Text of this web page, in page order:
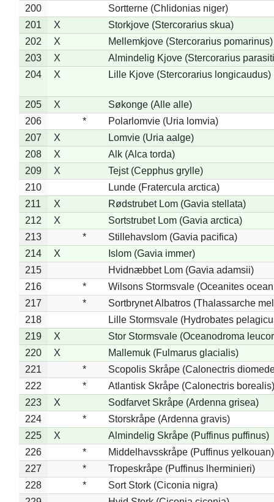
200
Sortterne (Chlidonias niger)
201
X
Storkjove (Stercorarius skua)
202
X
Mellemkjove (Stercorarius pomarinus)
203
X
Almindelig Kjove (Stercorarius
204
X Lille Kjove (Stercorarius longicaudus)
205 X
Søkonge (Alle alle)
206
*
Polarlomvie (Uria lomvia)
207
X
Lomvie (Uria aalge)
208
X
Alk (Alca torda)
209
X
Tejst (Cepphus grylle)
210
Lunde (Fratercula arctica)
211
X
Rødstrubet Lom (Gavia stellata)
212
X
Sortstrubet Lom (Gavia arctica)
213
*
Stillehavslom (Gavia pacifica)
214
X
Islom (Gavia immer)
215
Hvidnæbbet Lom (Gavia adamsii)
216
*
Wilsons Stormsvale (Oceanites
217
*
Sortbrynet Albatros (Thalassarche
218
Lille Stormsvale (Hydrobates
219
X
Stor Stormsvale (Oceanodroma
220
X
Mallemuk (Fulmarus glacialis)
221
*
Scopolis Skråpe (Calonectris
222
*
Atlantisk Skråpe (Calonectris borealis)
223
X
Sodfarvet Skråpe (Ardenna grisea)
224
*
Storskråpe (Ardenna gravis)
225
X
Almindelig Skråpe (Puffinus puffinus)
226
*
Middelhavsskråpe (Puffinus yelkouan)
227
*
Tropeskråpe (Puffinus lherminieri)
228
*
Sort Stork (Ciconia nigra)